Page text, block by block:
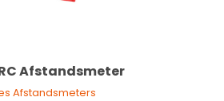
Afstandsmeter
Afstandsmeters